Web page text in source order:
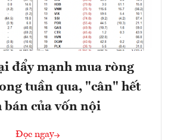
đẩy mạnh mua ròng
tuần qua, "cân" hết
bán của vốn nội
Đọc ngay